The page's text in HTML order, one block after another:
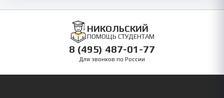
НИКОЛЬСКИЙ
ПОМОЩЬ СТУДЕНТАМ
8 (495) 487-01-77
Для звонков по России